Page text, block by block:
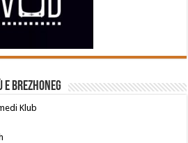
e brezhoneg
Klub